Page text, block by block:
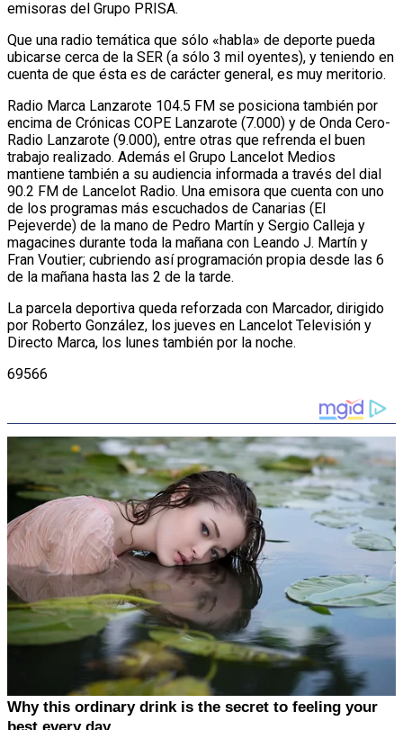
emisoras del Grupo PRISA.
Que una radio temática que sólo «habla» de deporte pueda
ubicarse cerca de la SER (a sólo 3 mil oyentes), y teniendo en
cuenta de que ésta es de carácter general, es muy meritorio.
Radio Marca Lanzarote 104.5 FM se posiciona también por
encima de Crónicas COPE Lanzarote (7.000) y de Onda Cero-
Radio Lanzarote (9.000), entre otras que refrenda el buen
trabajo realizado. Además el Grupo Lancelot Medios
mantiene también a su audiencia informada a través del dial
90.2 FM de Lancelot Radio. Una emisora que cuenta con uno
de los programas más escuchados de Canarias (El
Pejeverde) de la mano de Pedro Martín y Sergio Calleja y
magacines durante toda la mañana con Leando J. Martín y
Fran Voutier; cubriendo así programación propia desde las 6
de la mañana hasta las 2 de la tarde.
La parcela deportiva queda reforzada con Marcador, dirigido
por Roberto González, los jueves en Lancelot Televisión y
Directo Marca, los lunes también por la noche.
69566